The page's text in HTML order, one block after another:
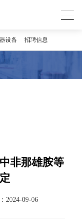
设备 招聘信息
非那雄胺等
2024-09-06